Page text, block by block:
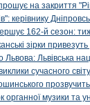
на закриття
керівнику
162-й сезон:
зірки
Львівська
сучасного світу
музики та